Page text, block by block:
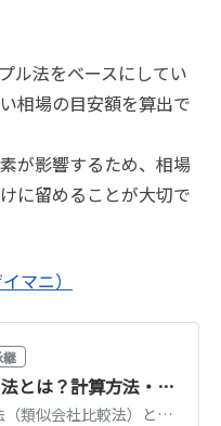
ル法をベースにしてい
相場の目安額を算出で
が影響するため、相場
に留めることが大切で
マニ）
継
マルチプル法とは？計算方法・倍率の目安・メリットをわかりやすく解説
マルチプル法（類似会社比較法）とは、類似上場企業の倍率を使って企業価値を評価する手法です。EV/EBITDA倍率などの計算方法、倍率の目安、メリットと注意点を解説します。